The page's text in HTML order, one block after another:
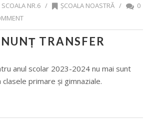
SCOALA NR.6 / ȘCOALA NOASTRĂ/
0
TRANSFER
anul scolar 2023-2024 nu mai sunt
primare și gimnaziale.